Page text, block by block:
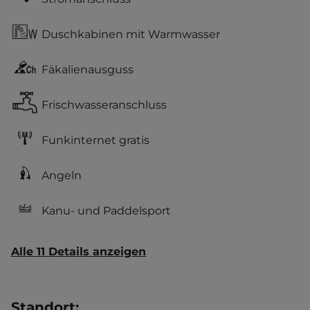
Duschkabinen mit Warmwasser
Fäkalienausguss
Frischwasseranschluss
Funkinternet gratis
Angeln
Kanu- und Paddelsport
Alle 11 Details anzeigen